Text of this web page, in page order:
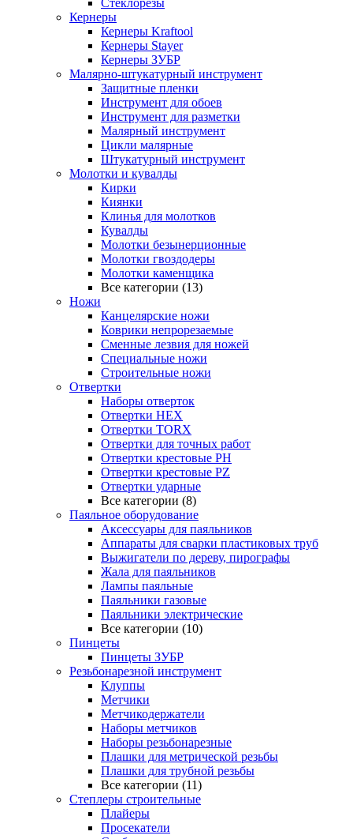
Стеклорезы
Кернеры
Кернеры Kraftool
Кернеры Stayer
Кернеры ЗУБР
Малярно-штукатурный инструмент
Защитные пленки
Инструмент для обоев
Инструмент для разметки
Малярный инструмент
Цикли малярные
Штукатурный инструмент
Молотки и кувалды
Кирки
Киянки
Клинья для молотков
Кувалды
Молотки безынерционные
Молотки гвоздодеры
Молотки каменщика
Все категории (13)
Ножи
Канцелярские ножи
Коврики непрорезаемые
Сменные лезвия для ножей
Специальные ножи
Строительные ножи
Отвертки
Наборы отверток
Отвертки HEX
Отвертки TORX
Отвертки для точных работ
Отвертки крестовые PH
Отвертки крестовые PZ
Отвертки ударные
Все категории (8)
Паяльное оборудование
Аксессуары для паяльников
Аппараты для сварки пластиковых труб
Выжигатели по дереву, пирографы
Жала для паяльников
Лампы паяльные
Паяльники газовые
Паяльники электрические
Все категории (10)
Пинцеты
Пинцеты ЗУБР
Резьбонарезной инструмент
Клуппы
Метчики
Метчикодержатели
Наборы метчиков
Наборы резьбонарезные
Плашки для метрической резьбы
Плашки для трубной резьбы
Все категории (11)
Степлеры строительные
Плайеры
Просекатели